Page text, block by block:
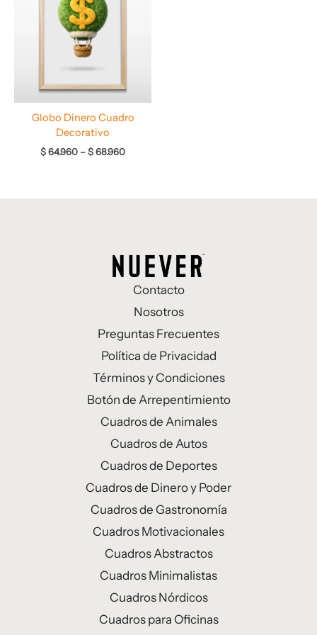
Globo Dinero Cuadro
Decorativo
$64.960 –$68.960
Contacto
Nosotros
Preguntas Frecuentes
Política de Privacidad
Términos y Condiciones
Botón de Arrepentimiento
Cuadros de Animales
Cuadros de Autos
Cuadros de Deportes
Cuadros de Dinero y Poder
Cuadros de Gastronomía
Cuadros Motivacionales
Cuadros Abstractos
Cuadros Minimalistas
Cuadros Nórdicos
Cuadros para Oficinas